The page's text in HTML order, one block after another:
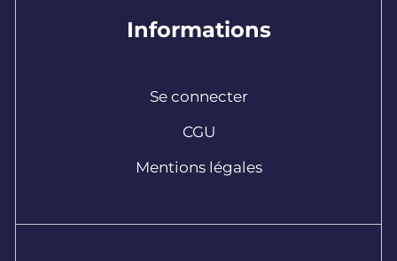
Informations
Se connecter
CGU
Mentions légales